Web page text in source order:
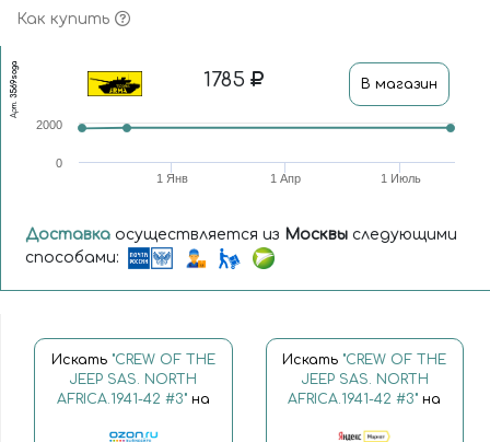
Как купить
Арт.
3569soga 1785 В магазин
1 Янв 1 Апр 1 Июль
0
2000
Доставка осуществляется из Москвы следующими
способами:
Искать "CREW OF THE
JEEP SAS. NORTH
AFRICA.1941-42 #3"на
Искать "CREW OF THE
JEEP SAS. NORTH
AFRICA.1941-42 #3" на